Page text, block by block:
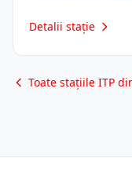
Detalii stație
Toate stațiile ITP